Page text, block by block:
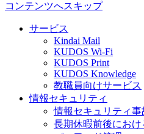
コンテンツへスキップ
サービス
Kindai Mail
KUDOS Wi-Fi
KUDOS Print
KUDOS Knowledge
教職員向けサービス
情報セキュリティ
情報セキュリティ
長期休暇前後にお